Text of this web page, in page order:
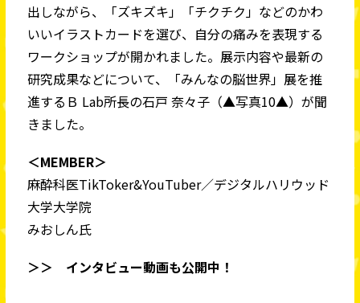
出しながら、「ズキズキ」「チクチク」などのかわ
いいイラストカードを選び、自分の痛みを表現する
ワークショップが開かれました。展示内容や最新の
研究成果などについて、「みんなの脳世界」展を推
進するＢ Lab所長の石戸 奈々子（▲写真10▲）が聞
きました。
＜MEMBER＞
麻酔科医TikToker&YouTuber／デジタルハリウッド
大学大学院
みおしん氏
＞＞ インタビュー動画も公開中！